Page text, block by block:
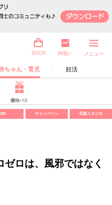
ちゃん・育児 妊活
SHOP 内祝い メニュー
優待パス
キャンペーン 写真スタジオ
ロは、風邪ではなく